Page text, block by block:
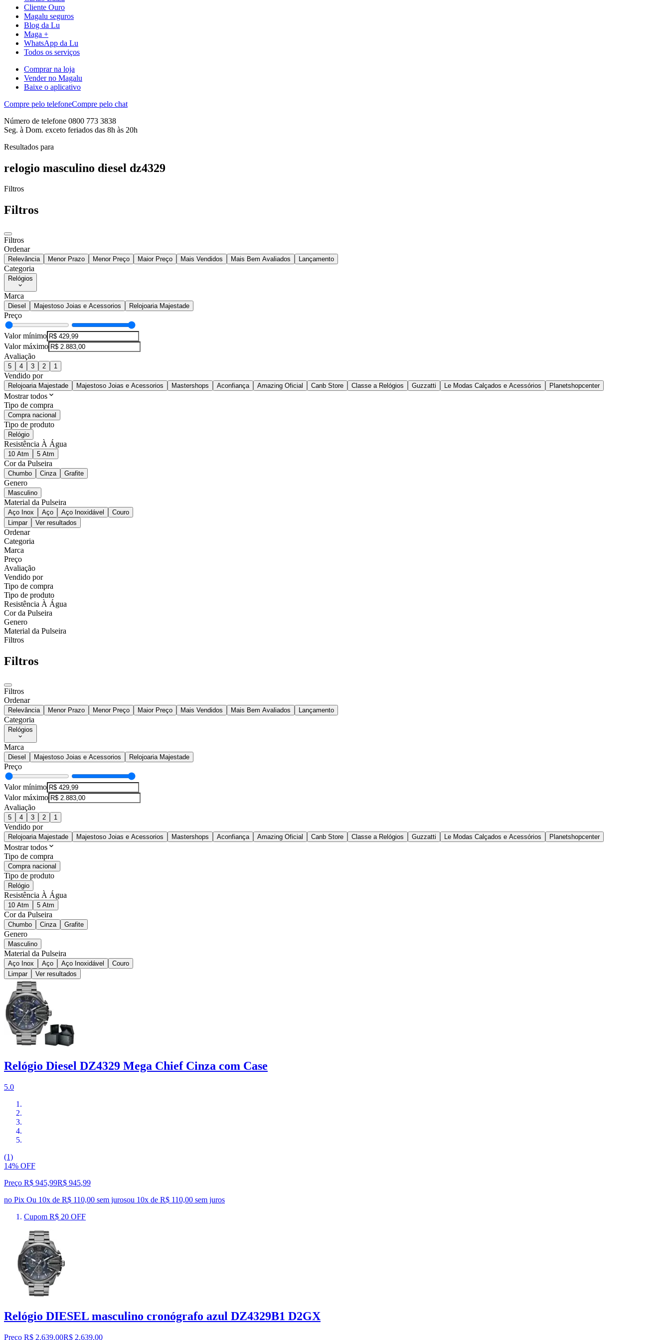
Cliente Ouro
Magalu seguros
Blog da Lu
Maga +
WhatsApp da Lu
Todos os serviços
Comprar na loja
Vender no Magalu
Baixe o aplicativo
Compre pelo telefoneCompre pelo chat
Número de telefone 0800 773 3838
Seg. à Dom. exceto feriados das 8h às 20h
Resultados para
relogio masculino diesel dz4329
Filtros
Filtros
Filtros
Ordenar
Relevância Menor Prazo Menor Preço Maior Preço Mais Vendidos Mais Bem Avaliados Lançamento
Categoria
Relógios
Marca
Diesel Majestoso Joias e Acessorios Relojoaria Majestade
Preço
Valor mínimo
Valor máximo
Avaliação
5 4 3 2 1
Vendido por
Relojoaria Majestade Majestoso Joias e Acessorios Mastershops Aconfiança Amazing Oficial Canb Store Classe a Relógios Guzzatti Le Modas Calçados e Acessórios Planetshopcenter
Mostrar todos
Tipo de compra
Compra nacional
Tipo de produto
Relógio
Resistência À Água
10 Atm 5 Atm
Cor da Pulseira
Chumbo Cinza Grafite
Genero
Masculino
Material da Pulseira
Aço Inox Aço Aço Inoxidável
Couro
Limpar
Ver resultados
Ordenar
Categoria
Marca
Preço
Avaliação
Vendido por
Tipo de compra
Tipo de produto
Resistência À Água
Cor da Pulseira
Genero
Material da Pulseira
Filtros
Filtros
Filtros
Ordenar
Relevância Menor Prazo Menor Preço Maior Preço Mais Vendidos Mais Bem Avaliados Lançamento
Categoria
Relógios
Marca
Diesel Majestoso Joias e Acessorios Relojoaria Majestade
Preço
Valor mínimo
Valor máximo
Avaliação
5 4 3 2 1
Vendido por
Relojoaria Majestade Majestoso Joias e Acessorios Mastershops Aconfiança Amazing Oficial Canb Store Classe a Relógios Guzzatti Le Modas Calçados e Acessórios Planetshopcenter
Mostrar todos
Tipo de compra
Compra nacional
Tipo de produto
Relógio
Resistência À Água
10 Atm 5 Atm
Cor da Pulseira
Chumbo Cinza Grafite
Genero
Masculino
Material da Pulseira
Aço Inox Aço Aço Inoxidável
Couro
Limpar
Ver resultados
Relógio Diesel DZ4329 Mega Chief Cinza com Case
5.0
(1)
14% OFF
Preço R$ 945,99R$ 945,99
no Pix Ou 10x de R$ 110,00 sem jurosou 10x de R$ 110,00 sem juros
Cupom R$ 20 OFF
Relógio DIESEL masculino cronógrafo azul DZ4329B1 D2GX
Preço R$ 2.639,00R$ 2.639,00